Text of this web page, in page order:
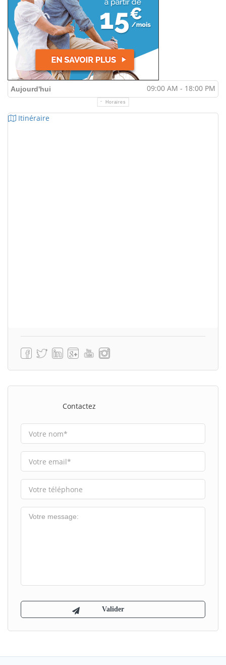
Aujourd'hui 09:00 AM - 18:00 PM
Horaires
Itinéraire
Contactez